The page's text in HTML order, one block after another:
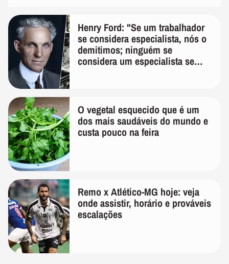
Henry Ford: "Se um trabalhador
se considera especialista, nós o
demitimos; ninguém se
considera um especialista se
O vegetal esquecido que é um
dos mais saudáveis do mundo e
custa pouco na feira
Remo x Atlético-MG hoje: veja
onde assistir, horário e prováveis
escalações